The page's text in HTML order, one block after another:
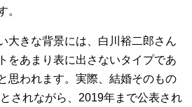
。
大きな背景には、白川裕二郎さん
をあまり表に出さないタイプであ
思われます。実際、結婚そのもの
されながら、2019年まで公表され